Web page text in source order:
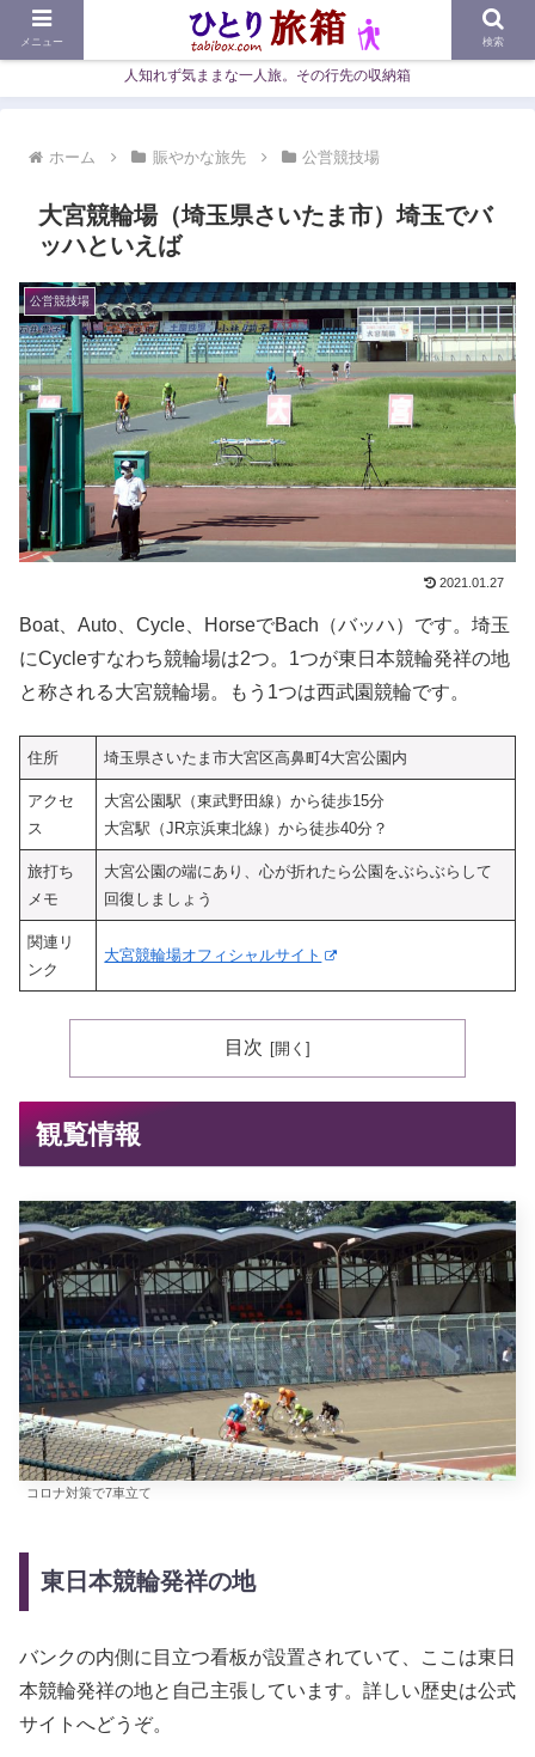
人知れず気ままな一人旅。その行先の収納箱
ホーム 賑やかな旅先 公営競技場
大宮競輪場（埼玉県さいたま市）埼玉でバ
ッハといえば
公営競技場
2021.01.27
Boat、Auto、Cycle、HorseでBach（バッハ）です。埼玉
にCycleすなわち競輪場は2つ。1つが東日本競輪発祥の地
と称される大宮競輪場。もう1つは西武園競輪です。
住所 埼玉県さいたま市大宮区高鼻町4大宮公園内
アクセ
ス
大宮公園駅（東武野田線）から徒歩15分
大宮駅（JR京浜東北線）から徒歩40分？
旅打ち
メモ
大宮公園の端にあり、心が折れたら公園をぶらぶらして
回復しましょう
関連リ
ンク
大宮競輪場オフィシャルサイト
目次
観覧情報
コロナ対策で7車立て
東日本競輪発祥の地
バンクの内側に目立つ看板が設置されていて、ここは東日
本競輪発祥の地と自己主張しています。詳しい歴史は公式
サイトへどうぞ。
メニュー 検索